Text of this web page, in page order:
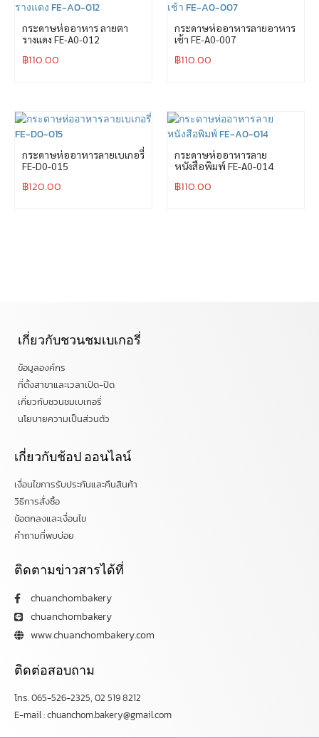
กระดาษห่ออาหาร ลายตา
รางแดง FE-A0-012
฿110.00
กระดาษห่ออาหารลายอาหาร
เช้า FE-A0-007
฿110.00
กระดาษห่ออาหารลายเบเกอรี่
FE-D0-015
฿120.00
กระดาษห่ออาหารลาย
หนังสือพิมพ์ FE-A0-014
฿110.00
เกี่ยวกับชวนชมเบเกอรี่
ข้อมูลองค์กร
ที่ตั้งสาขาและเวลาเปิด-ปิด
เกี่ยวกับชวนชมเบเกอรี่
นโยบายความเป็นส่วนตัว
เกี่ยวกับช้อป ออนไลน์
เงื่อนไขการรับประกันและคืนสินค้า
วิธีการสั่งซื้อ
ข้อตกลงและเงื่อนไข
คำถามที่พบบ่อย
ติดตามข่าวสารได้ที่
chuanchombakery
chuanchombakery
www.chuanchombakery.com
ติดต่อสอบถาม
โทร. 065-526-2325, 02 519 8212
E-mail : chuanchom.bakery@gmail.com